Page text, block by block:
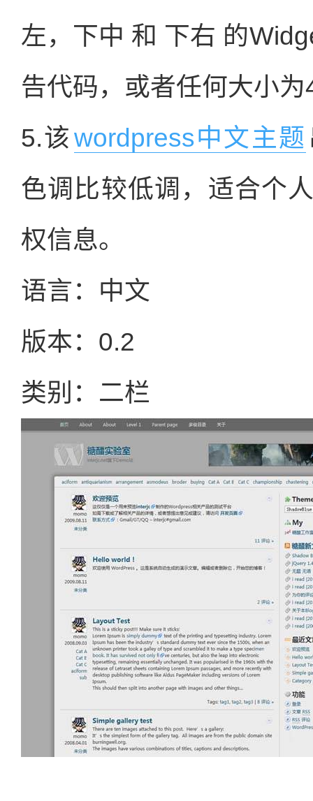
左，下中 和 下右 的
告代码，或者任何大小
5.该 wordpress中文主题
色调比较低调，适合个
权信息。
语言：中文
版本：0.2
类别：二栏